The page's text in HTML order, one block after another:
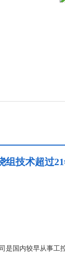
组技术超过
是国内较早从事